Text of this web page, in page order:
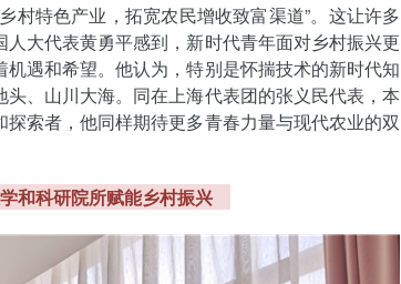
村特色产业，拓宽农民增收致富渠道”。这让许多
大代表黄勇平感到，新时代青年面对乡村振兴更
遇和希望。他认为，特别是怀揣技术的新时代知
、山川大海。同在上海代表团的张义民代表，本
索者，他同样期待更多青春力量与现代农业的双
和科研院所赋能乡村振兴